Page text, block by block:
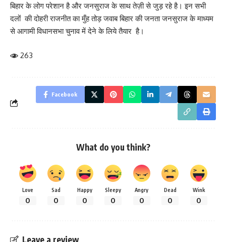
बिहार के लोग परेशान है और जनसुराज के साथ तेज़ी से जुड़ रहे है। इन सभी
दलों की दोहरी राजनीत का मुँह तोड़ जवाब‌ बिहार की जनता जनसुराज के माध्यम
से आगामी विधानसभा चुनाव में देने के लिये तैयार है।
263
Facebook
What do you think?
Love
0
Sad
0
Happy
0
Sleepy
0
Angry
0
Dead
0
Wink
0
Leave a review